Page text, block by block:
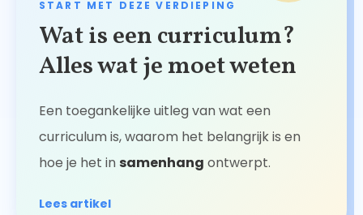
START MET DEZE VERDIEPING
Wat is een curriculum?
Alles wat je moet weten
Een toegankelijke uitleg van wat een
curriculum is, waarom het belangrijk is en
hoe je het insamenhang ontwerpt.
Lees artikel